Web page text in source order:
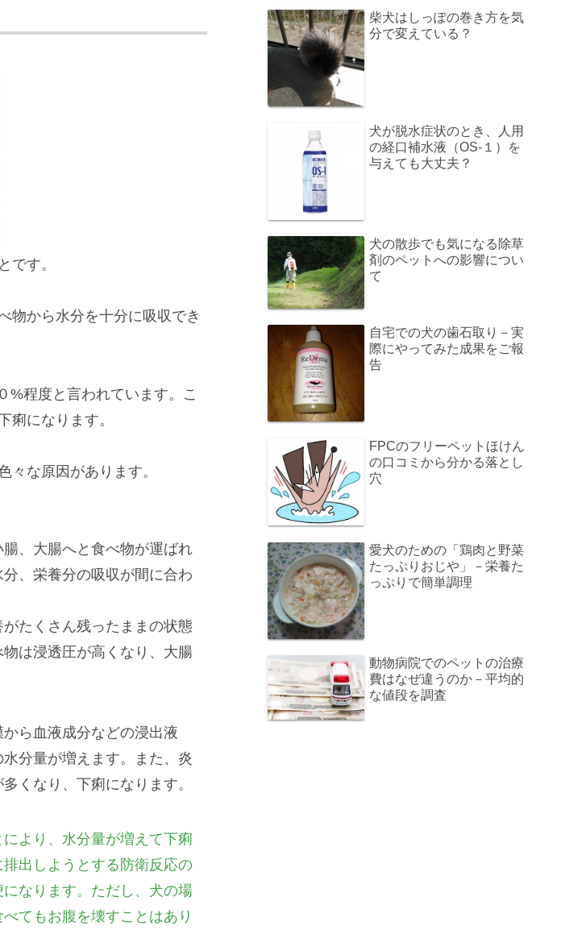
です。
物から水分を十分に吸収でき
%程度と言われています。こ
痢になります。
々な原因があります。
、大腸へと食べ物が運ばれ
、栄養分の吸収が間に合わ
たくさん残ったままの状態
は浸透圧が高くなり、大腸
ら血液成分などの浸出液
分量が増えます。また、炎
くなり、下痢になります。
より、水分量が増えて下痢
出しようとする防衛反応の
なります。ただし、犬の場
てもお腹を壊すことはあり
柴犬はしっぽの巻き方を気
分で変えている？
犬が脱水症状のとき、人用
の経口補水液（OS-１）を
与えても大丈夫？
犬の散歩でも気になる除草
剤のペットへの影響につい
て
自宅での犬の歯石取り－実
際にやってみた成果をご報
告
FPCのフリーペットほけん
の口コミから分かる落とし
穴
愛犬のための「鶏肉と野菜
たっぷりおじや」－栄養た
っぷりで簡単調理
動物病院でのペットの治療
費はなぜ違うのか－平均的
な値段を調査